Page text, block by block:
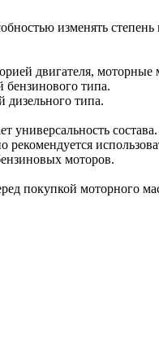
изменять
двигателя,
бензинового типа.
дизельного типа.
универсальность
моторов.
покупкой моторного